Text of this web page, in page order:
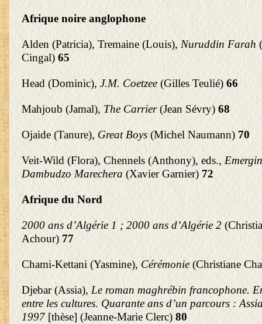
Afrique noire anglophone
Alden (Patricia), Tremaine (Louis), Nuruddin Farah
Cingal) 65
Head (Dominic), J.M. Coetzee (Gilles Teulié) 66
Mahjoub (Jamal), The Carrier(Jean Sévry) 68
Ojaide (Tanure), Great Boys (Michel Naumann) 70
Veit-Wild (Flora), Chennels (Anthony), eds.,
Dambudzo Marechera (Xavier Garnier) 72
Afrique du Nord
2000 ans d’Algérie 1 ; 2000 ans d’Algérie 2
Achour) 77
Chami-Kettani (Yasmine), Cérémonie (Christiane
Djebar (Assia),Le roman maghrébin francophone.
entre les cultures. Quarante ans d’un parcours :
1997[thèse] (Jeanne-Marie Clerc) 80